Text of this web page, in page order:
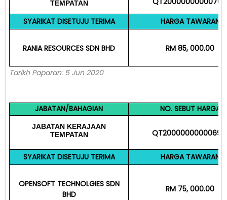
TEMPATAN
SYARIKAT DISETUJU TERIMA
HARGA TAWARAN
RANIA RESOURCES SDN BHD RM 85, 000.00
Tarikh Paparan: 5 Jun 2020
JABATAN/BAHAGIAN NO. SEBUT HARGA
JABATAN KERAJAAN
TEMPATAN
SYARIKAT DISETUJU TERIMA HARGA TAWARAN
OPENSOFT TECHNOLGIES SDN
BHD
RM 75, 000.00